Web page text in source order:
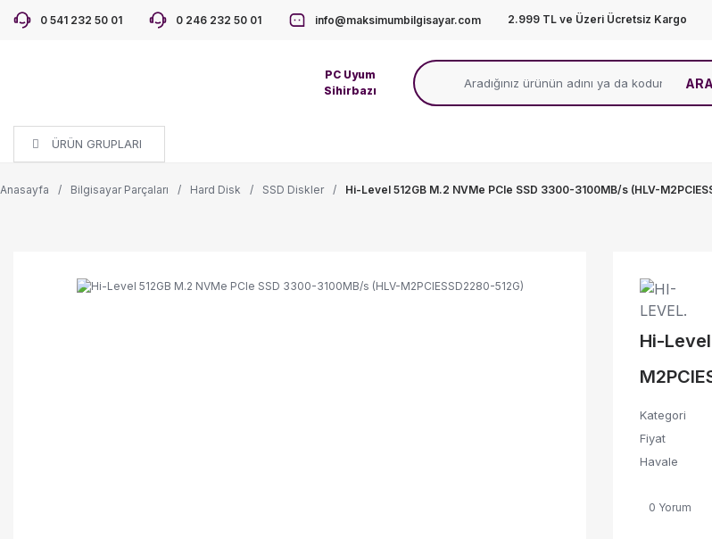
0 541 232 50 01 0 246 232 50 01 info@maksimumbilgisayar.com 2.999 TL ve Üzeri Ücretsiz Kargo
PC Uyum
Sihirbazı
ARA
ÜRÜN GRUPLARI
Anasayfa Bilgisayar Parçaları Hard Disk SSD Diskler Hi-Level 512GB M.2 NVMe PCIe SSD 3300-3100MB/s (HLV-
Hi-
Kategori
Fiyat
Havale
0 Yorum